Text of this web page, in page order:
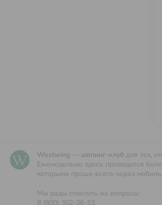
Westwing — шопинг-клуб для тех,
Еженедельно здесь проводится
которыми проще всего через
Мы рады ответить на вопросы:
8 (800) 302-36-53